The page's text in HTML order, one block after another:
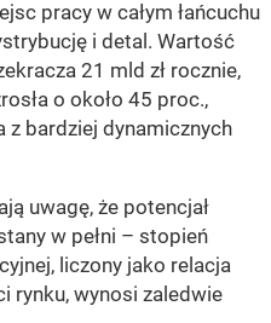
pracy w całym łańcuchu
i detal. Wartość
21 mld zł rocznie,
o około 45 proc.,
z bardziej dynamicznych
uwagę, że potencjał
w pełni – stopień
liczony jako relacja
rynku, wynosi zaledwie